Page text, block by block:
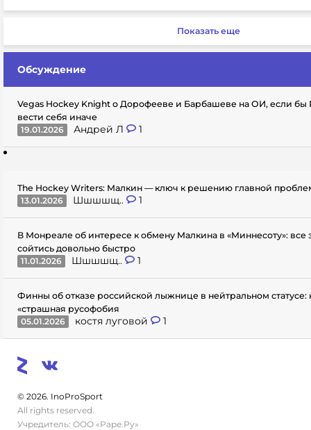
Показать еще
Обсуждение
Vegas Hockey Knight о Дорофееве и Барбашеве на ОИ, если бы
вести себя иначе
19.01.2026
Андрей Л 1
The Hockey Writers: Малкин — ключ к решению главной
13.01.2026
Шшшшщ.. 1
В Монреале об интересе к обмену Малкина в «Миннесоту»: все
сойтись довольно быстро
11.01.2026
Шшшшщ.. 1
Финны об отказе российской лыжнице в нейтральном статусе:
«страшная русофобия
05.01.2026
костя луговой 1
© 2026. InoProSport
All rights reserved.
Учредитель: ООО «Раре.Ру»